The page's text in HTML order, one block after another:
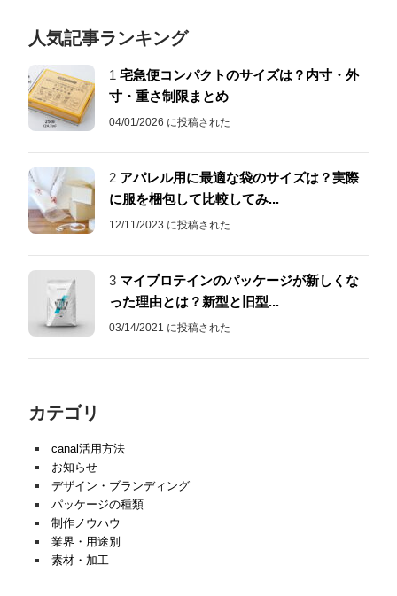
人気記事ランキング
1 宅急便コンパクトのサイズは？内寸・外
寸・重さ制限まとめ
04/01/2026 に投稿された
2 アパレル用に最適な袋のサイズは？実際
に服を梱包して比較してみ...
12/11/2023 に投稿された
3 マイプロテインのパッケージが新しくな
った理由とは？新型と旧型...
03/14/2021 に投稿された
カテゴリ
canal活用方法
お知らせ
デザイン・ブランディング
パッケージの種類
制作ノウハウ
業界・用途別
素材・加工